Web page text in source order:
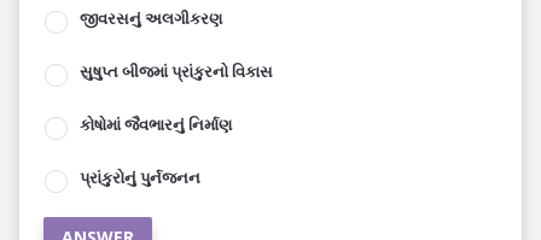
જીવરસનું અલગીકરણ
સુષુપ્ત બીજમાં પ્રાંકુરનો વિકાસ
કોષોમાં જૈવભારનું નિર્માણ
પ્રાંકુરોનું પુર્નજનન